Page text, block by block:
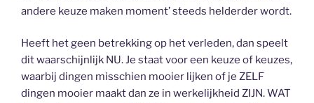
andere keuze maken moment’ steeds helderder wordt.
Heeft het geen betrekking op het verleden, dan speelt
dit waarschijnlijk NU. Je staat voor een keuze of keuzes,
waarbij dingen misschien mooier lijken of je ZELF
dingen mooier maakt dan ze in werkelijkheid ZIJN. WAT